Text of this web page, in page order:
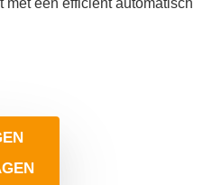
een efficiënt automatisch